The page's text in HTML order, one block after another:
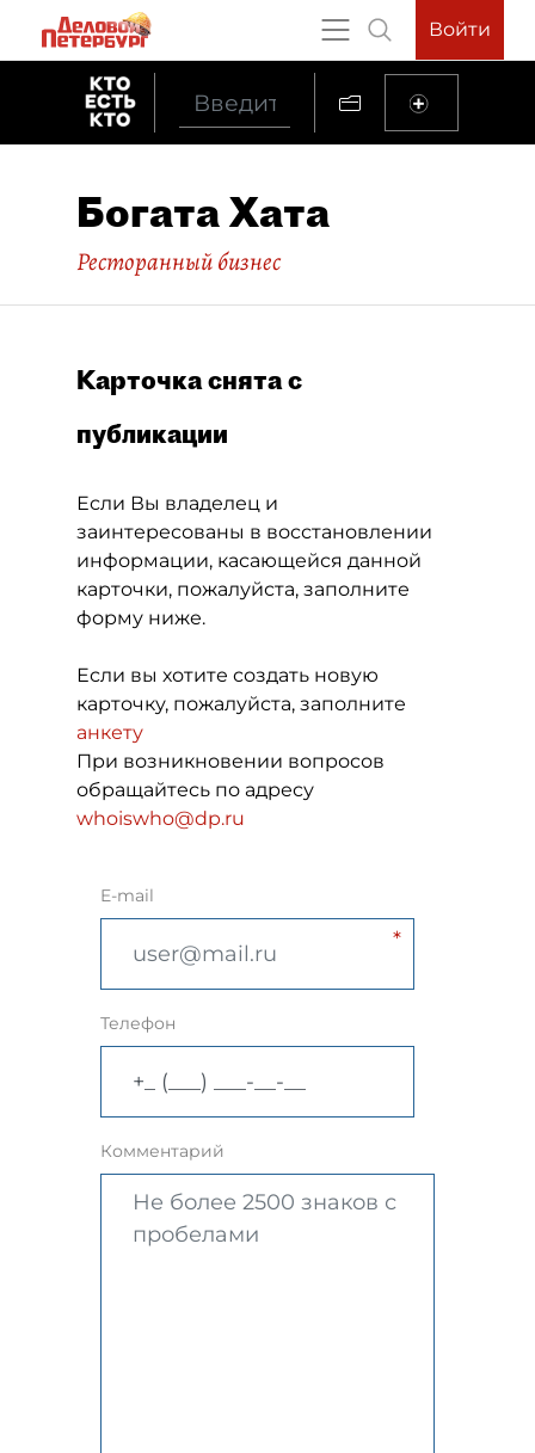
Войти
Богата Хата
Ресторанный бизнес
Карточка снята с
публикации
Если Вы владелец и
заинтересованы в восстановлении
информации, касающейся данной
карточки, пожалуйста, заполните
форму ниже.
Если вы хотите создать новую
карточку, пожалуйста, заполните
анкету
При возникновении вопросов
обращайтесь по адресу
whoiswho@dp.ru
E-mail
Телефон
Комментарий